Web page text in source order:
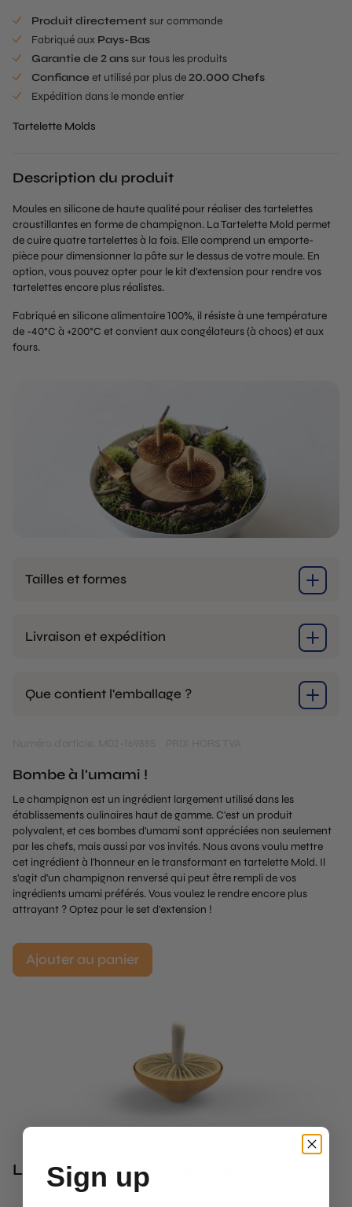
Produit directementsur commande
Fabriqué aux Pays-Bas
Garantie de 2 anssur tous les produits
Confiance et utilisé par plus de20.000 Chefs
Expédition dans le monde entier
Tartelette Molds
Description du produit
Moules en silicone de haute qualité pour réaliser des tartelettes
croustillantes en forme de champignon. La Tartelette Mold permet
de cuire quatre tartelettes à la fois. Elle comprend un emporte-
pièce pour dimensionner la pâte sur le dessus de votre moule. En
option, vous pouvez opter pour le kit d'extension pour rendre vos
tartelettes encore plus réalistes.
Fabriqué en silicone alimentaire 100%, il résiste à une température
de -40°C à +200°C et convient aux congélateurs (à chocs) et aux
fours.
Tailles et formes
Livraison et expédition
Que contient l'emballage ?
Bombe à l'umami !
Le champignon est un ingrédient largement utilisé dans les
établissements culinaires haut de gamme. C'est un produit
polyvalent, et ces bombes d'umami sont appréciées non seulement
par les chefs, mais aussi par vos invités. Nous avons voulu mettre
cet ingrédient à l'honneur en le transformant en tartelette Mold. Il
s'agit d'un champignon renversé qui peut être rempli de vos
ingrédients umami préférés. Vous voulez le rendre encore plus
attrayant ? Optez pour le set d'extension !
Ajouter au panier
Les chefs l'associent souvent à
Sign up